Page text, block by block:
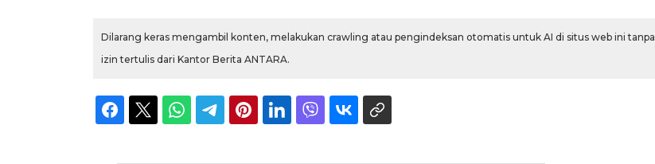
Dilarang keras mengambil konten, melakukan crawling atau pengindeksan otomatis untuk AI di situs web ini tanpa
izin tertulis dari Kantor Berita ANTARA.